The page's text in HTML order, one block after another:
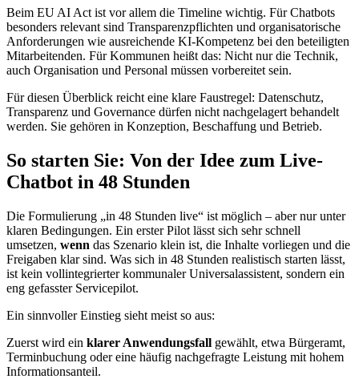
Beim EU AI Act ist vor allem die Timeline wichtig. Für Chatbots
besonders relevant sind Transparenzpflichten und organisatorische
Anforderungen wie ausreichende KI-Kompetenz bei den beteiligten
Mitarbeitenden. Für Kommunen heißt das: Nicht nur die Technik,
auch Organisation und Personal müssen vorbereitet sein.
Für diesen Überblick reicht eine klare Faustregel: Datenschutz,
Transparenz und Governance dürfen nicht nachgelagert behandelt
werden. Sie gehören in Konzeption, Beschaffung und Betrieb.
So starten Sie: Von der Idee zum Live-
Chatbot in 48 Stunden
Die Formulierung „in 48 Stunden live“ ist möglich – aber nur unter
klaren Bedingungen. Ein erster Pilot lässt sich sehr schnell
umsetzen, wenn das Szenario klein ist, die Inhalte vorliegen und die
Freigaben klar sind. Was sich in 48 Stunden realistisch starten lässt,
ist kein vollintegrierter kommunaler Universalassistent, sondern ein
eng gefasster Servicepilot.
Ein sinnvoller Einstieg sieht meist so aus:
Zuerst wird ein klarer Anwendungsfall gewählt, etwa Bürgeramt,
Terminbuchung oder eine häufig nachgefragte Leistung mit hohem
Informationsanteil.